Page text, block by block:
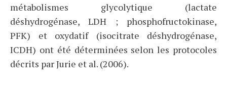
métabolismes glycolytique (lactate
déshydrogénase, LDH ; phosphofructokinase,
PFK) et oxydatif (isocitrate déshydrogénase,
ICDH) ont été déterminées selon les protocoles
décrits par Jurie et al. (2006).